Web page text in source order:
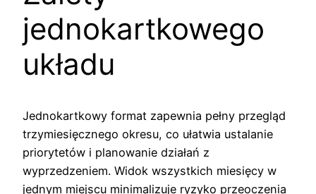
jednokartkowego
układu
Jednokartkowy format zapewnia pełny przegląd
trzymiesięcznego okresu, co ułatwia ustalanie
priorytetów i planowanie działań z
wyprzedzeniem. Widok wszystkich miesięcy w
jednym miejscu minimalizuje ryzyko przeoczenia